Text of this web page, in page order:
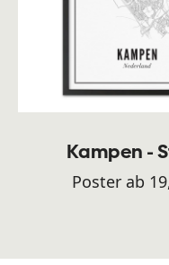
Kampen -
Poster ab